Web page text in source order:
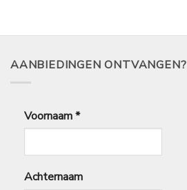
AANBIEDINGEN ONTVANGEN?
Voornaam*
Achternaam